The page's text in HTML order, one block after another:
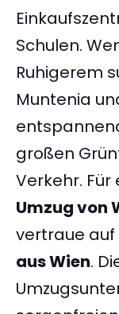
Schulen.
Ruhigerem
Muntenia
großen
Verkehr.
Umzug von
vertraue auf
aus Wien.